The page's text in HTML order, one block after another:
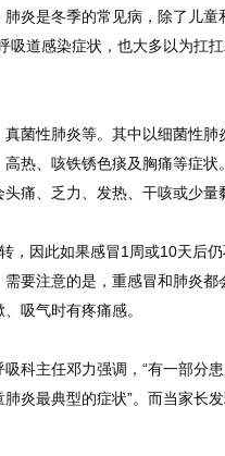
炎是冬季的常见病，除了儿童
吸道感染症状，也大多以为扛
菌性肺炎等。其中以细菌性肺
热、咳铁锈色痰及胸痛等症状
痛、乏力、发热、干咳或少量
，因此如果感冒1周或10天后
要注意的是，重感冒和肺炎都
吸气时有疼痛感。
科主任邓力强调，“有一部分
炎最典型的症状”。而当家长